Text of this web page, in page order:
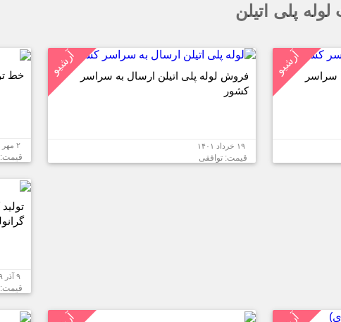
پلی اتیلن
آرشیو سراسر
آرشیو فروش لوله پلی اتیلن ارسال به سراسر
کشور
۱۹ خرداد ۱۴۰۱
قیمت: توافقی
خط
۲ مهر ۱۴۰۰
قیمت: 1,200
۹ آذر ۱۳۹۹
قیمت: